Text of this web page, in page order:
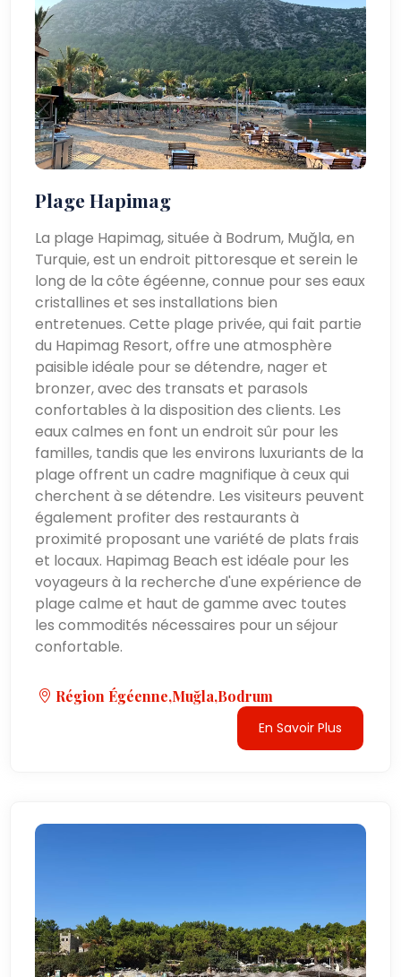
Plage Hapimag
La plage Hapimag, située à Bodrum, Muğla, en
Turquie, est un endroit pittoresque et serein le
long de la côte égéenne, connue pour ses eaux
cristallines et ses installations bien
entretenues. Cette plage privée, qui fait partie
du Hapimag Resort, offre une atmosphère
paisible idéale pour se détendre, nager et
bronzer, avec des transats et parasols
confortables à la disposition des clients. Les
eaux calmes en font un endroit sûr pour les
familles, tandis que les environs luxuriants de la
plage offrent un cadre magnifique à ceux qui
cherchent à se détendre. Les visiteurs peuvent
également profiter des restaurants à
proximité proposant une variété de plats frais
et locaux. Hapimag Beach est idéale pour les
voyageurs à la recherche d'une expérience de
plage calme et haut de gamme avec toutes
les commodités nécessaires pour un séjour
confortable.
Région Égéenne,Muğla,Bodrum
En Savoir Plus